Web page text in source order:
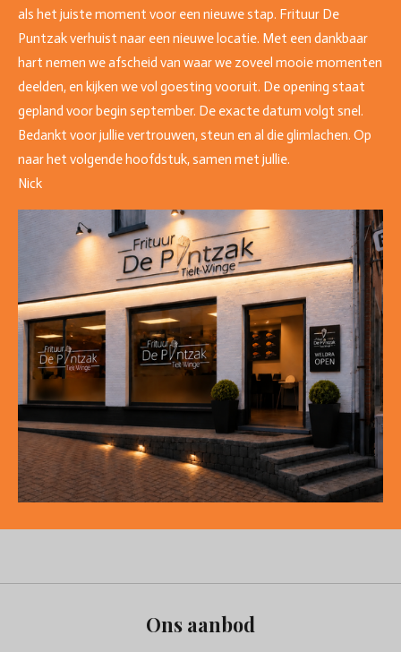
als het juiste moment voor een nieuwe stap. Frituur De
Puntzak verhuist naar een nieuwe locatie. Met een dankbaar
hart nemen we afscheid van waar we zoveel mooie momenten
deelden, en kijken we vol goesting vooruit. De opening staat
gepland voor begin september. De exacte datum volgt snel.
Bedankt voor jullie vertrouwen, steun en al die glimlachen. Op
naar het volgende hoofdstuk, samen met jullie.
Nick
Ons aanbod